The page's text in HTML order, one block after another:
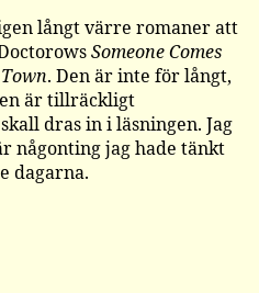
långt värre romaner att
Someone Comes
. Den är inte för långt,
är tillräckligt
dras in i läsningen. Jag
någonting jag hade tänkt
dagarna.